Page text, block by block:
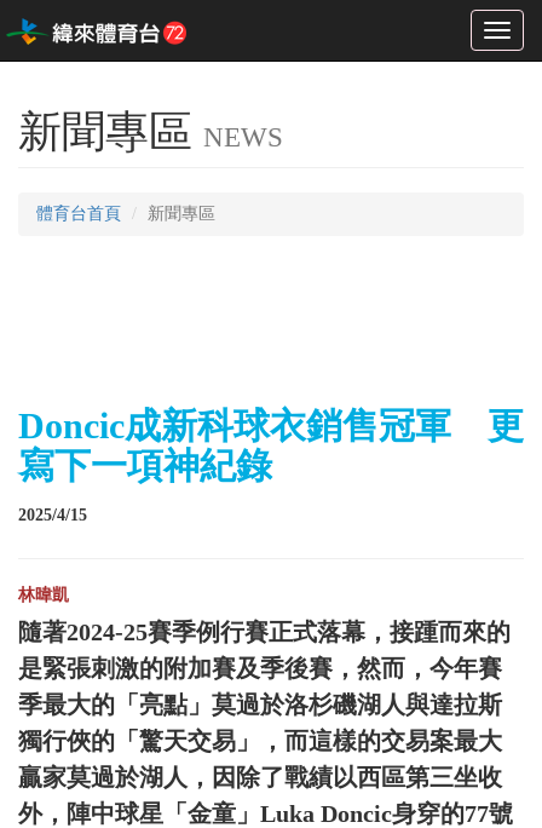
Toggle
新聞專區 NEWS
體育台首頁 新聞專區
Doncic成新科球衣銷售冠軍 更
寫下一項神紀錄
2025/4/15
林暐凱
隨著2024-25賽季例行賽正式落幕，接踵而來的
是緊張刺激的附加賽及季後賽，然而，今年賽
季最大的「亮點」莫過於洛杉磯湖人與達拉斯
獨行俠的「驚天交易」，而這樣的交易案最大
贏家莫過於湖人，因除了戰績以西區第三坐收
外，陣中球星「金童」Luka Doncic身穿的77號